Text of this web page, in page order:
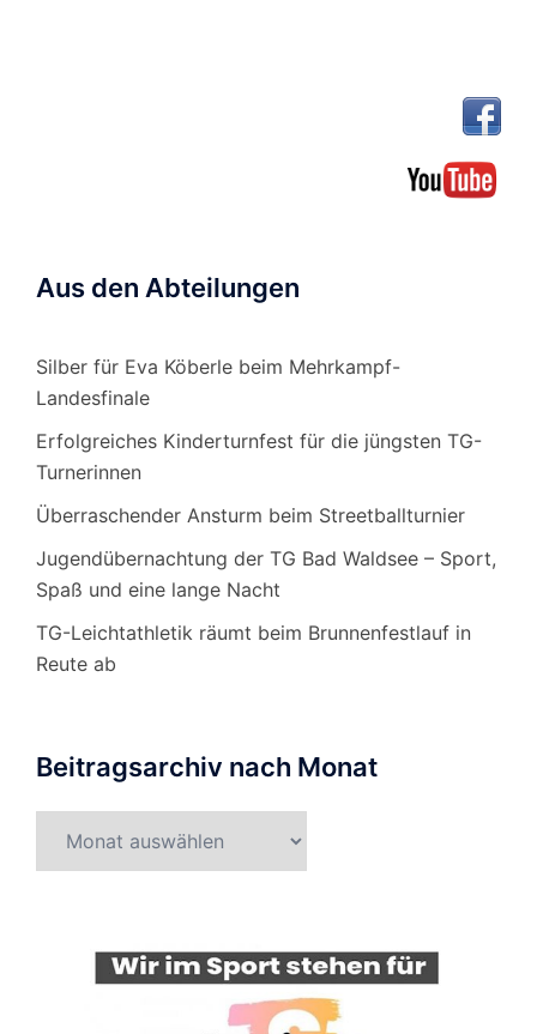
Aus den Abteilungen
Silber für Eva Köberle beim Mehrkampf-
Landesfinale
Erfolgreiches Kinderturnfest für die jüngsten TG-
Turnerinnen
Überraschender Ansturm beim Streetballturnier
Jugendübernachtung der TG Bad Waldsee – Sport,
Spaß und eine lange Nacht
TG-Leichtathletik räumt beim Brunnenfestlauf in
Reute ab
Beitragsarchiv nach Monat